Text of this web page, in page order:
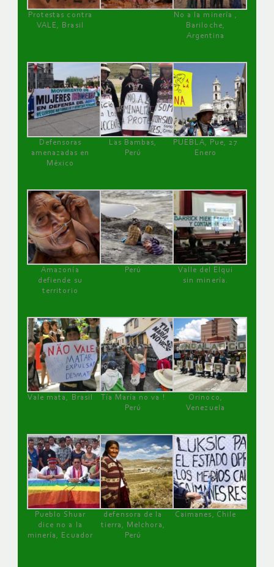
Protestas contra
VALE, Brasil
No a la minería ,
Bariloche,
Argentina
Defensoras
amenazadas en
México
Las Bambas,
Perú
PUEBLA, Pue, 27
Enero
Amazonía
defiende su
territorio
Perú
Valle del Elqui
sin minería.
Vale mata, Brasil
Tía María no va !
Perú
Orinoco,
Venezuela
Pueblo Shuar
dice no a la
minería, Ecuador
defensora de la
tierra, Melchora,
Perú
Caimanes, Chile